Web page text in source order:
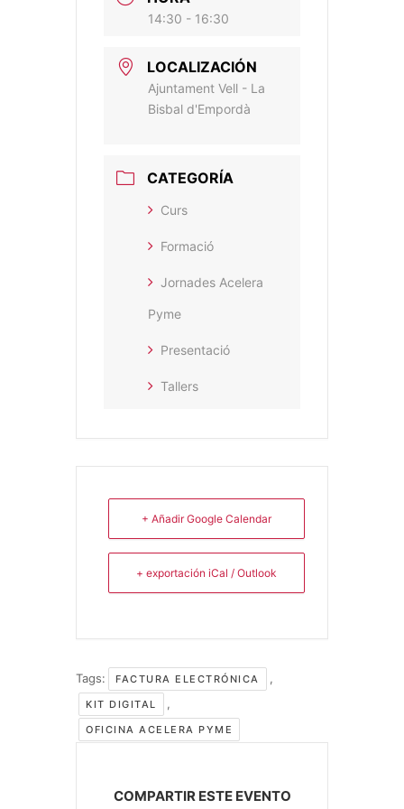
14:30 - 16:30
LOCALIZACIÓN
Ajuntament Vell - La
Bisbal d'Empordà
CATEGORÍA
Curs
Formació
Jornades Acelera
Pyme
Presentació
Tallers
+ Añadir Google Calendar
+ exportación iCal / Outlook
Tags: FACTURA ELECTRÓNICA ,
KIT DIGITAL ,
OFICINA ACELERA PYME
COMPARTIR ESTE EVENTO